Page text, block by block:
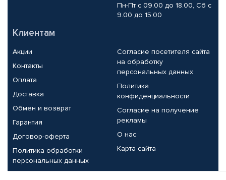
Пн-Пт с 09.00 до 18.00, Сб с
9.00 до 15.00
Клиентам
Акции
Контакты
Оплата
Доставка
Обмен и возврат
Гарантия
Договор-оферта
Политика обработки
персональных данных
Согласие посетителя сайта
на обработку
персональных данных
Политика
конфиденциальности
Согласие на получение
рекламы
О нас
Карта сайта